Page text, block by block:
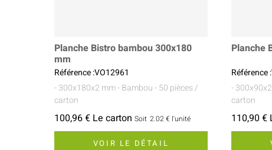
Planche Bistro bambou 300x180
mm
Référence :VO12961
- 300x180x2 mm- Bambou- 50 pièces /
carton
100,96 € Le carton Soit 2.02 € l'unité
VOIR LE DÉTAIL
Planche
Référence
-
carton
110,90 €